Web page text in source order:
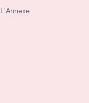
L'Annexe